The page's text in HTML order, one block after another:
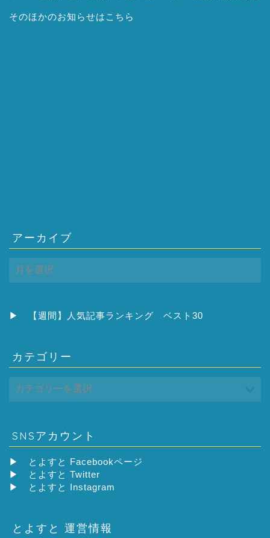
そのほかのお知らせはこちら
アーカイブ
ア
ー
ブ
▶ 【週間】人気記事ランキング ベスト30
カテゴリー
SNSアカウント
▶
とよすと Facebookページ
▶
とよすと Twitter
▶
とよすと Instagram
とよすと 運営情報